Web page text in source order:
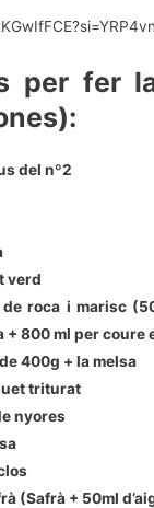
per fer
del nº2
verd
roca i marisc
+ 800 ml per coure
400g + la melsa
triturat
nyores
(Safrà + 50ml